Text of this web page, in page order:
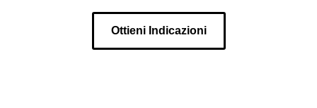
Ottieni Indicazioni